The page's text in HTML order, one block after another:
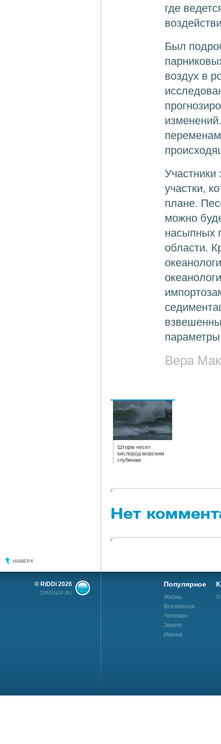
где
Был
воздух в
участки,
плане.
можно
насыпных
области.
Вера
Шторм несет
кислород морским
глубинам
Нет
НАВЕРХ
© RiDDi 2026
ORIGINOF.RU
Популярное
Жизнь
Вселенная
Человек
Земля
Имена
©